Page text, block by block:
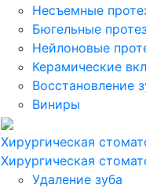
Несъемные
Бюгельные
Нейлоновые
Керамические
Восстановление
Виниры
Хирургическая
Хирургическая
Удаление зуба